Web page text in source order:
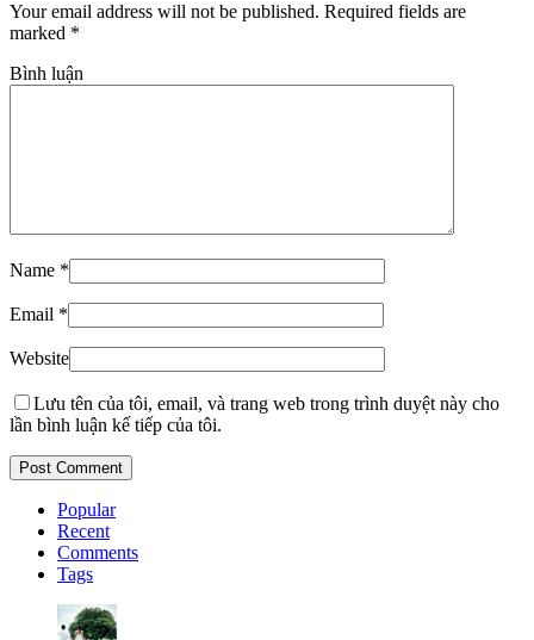
Your email address will not be published. Required fields are
marked *
Bình luận
Name *
Email *
Website
Lưu tên của tôi, email, và trang web trong trình duyệt này cho
lần bình luận kế tiếp của tôi.
Popular
Recent
Comments
Tags